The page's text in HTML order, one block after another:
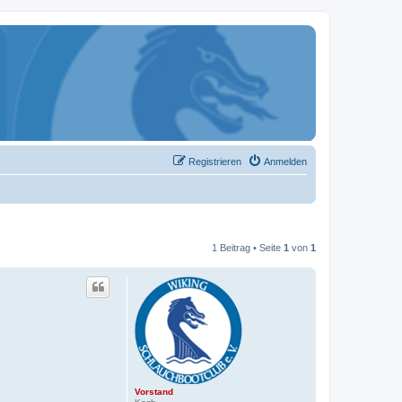
Anmelden
Registrieren
1 Beitrag • Seite 1 von 1
Vorstand